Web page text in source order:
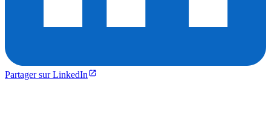
Partager sur LinkedIn